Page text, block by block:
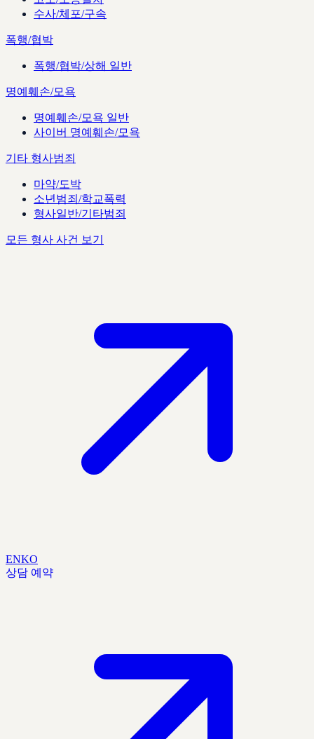
수사/체포/구속
폭행/협박
폭행/협박/상해 일반
명예훼손/모욕
명예훼손/모욕 일반
사이버 명예훼손/모욕
기타 형사범죄
마약/도박
소년범죄/학교폭력
형사일반/기타범죄
모든 형사 사건 보기
ENKO
상담 예약